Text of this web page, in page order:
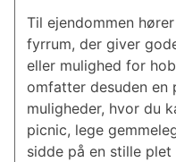
Til ejendommen
fyrrum, der giver
eller mulighed for
omfatter desuden en
muligheder, hvor du
picnic, lege
sidde på en stille